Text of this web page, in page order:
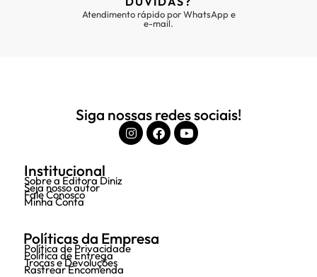
Atendimento rápido por WhatsApp e
e-mail.
Siga nossas redes sociais!
Institucional
Sobre a Editora Diniz
Seja nosso autor
Fale Conosco
Minha Conta
Políticas da Empresa
Política de Privacidade
Política de Entrega
Trocas e Devoluções
Rastrear Encomenda